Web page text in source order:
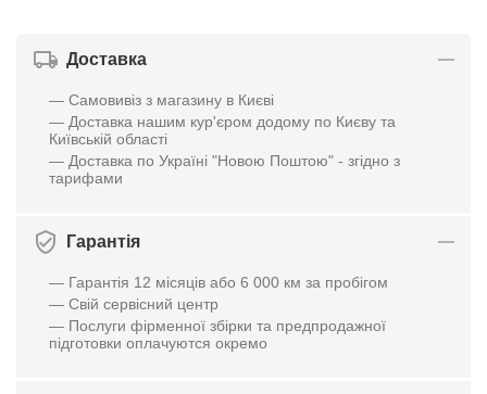
Доставка
— Самовивіз з магазину в Києві
— Доставка нашим кур'єром додому по Києву та
Київській області
— Доставка по Україні "Новою Поштою" - згідно з
тарифами
Гарантія
— Гарантія 12 місяців або 6 000 км за пробігом
— Свій сервісний центр
— Послуги фірменної збірки та предпродажної
підготовки оплачуются окремо